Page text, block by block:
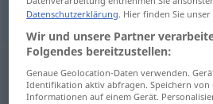
Gerichtsvollzieherm exekutor
Datenschutzerklärung. Hier finden Sie unser
Wir und unsere Partner
Folgendes bereitzustellen:
Genaue Geolocation-Daten verwenden.
Identifikation aktiv abfragen. Speichern
Informationen auf einem Gerät.